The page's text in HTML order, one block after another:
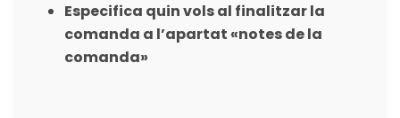
Especifica quin vols al finalitzar la
comanda a l’apartat «notes de la
comanda»